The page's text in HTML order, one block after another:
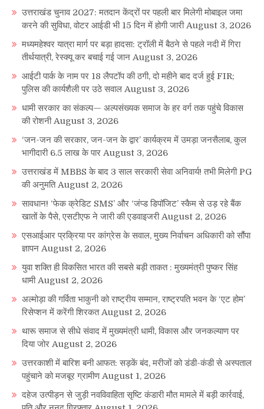
उत्तराखंड चुनाव 2027: मतदान केंद्रों पर पहली बार मिलेगी मोबाइल जमा
करने की सुविधा, वोटर आईडी भी 15 दिन में होगी जारी August 3, 2026
मध्यमहेश्वर यात्रा मार्ग पर बड़ा हादसा: ट्रॉली में बैठने से पहले नदी में गिरा
तीर्थयात्री, रेस्क्यू कर बचाई गई जान August 3, 2026
आईटी पार्क के नाम पर 18 लैपटॉप की ठगी, दो महीने बाद दर्ज हुई FIR;
पुलिस की कार्यशैली पर उठे सवाल August 3, 2026
धामी सरकार का संकल्प— अल्पसंख्यक समाज के हर वर्ग तक पहुंचे विकास
की रोशनी August 3, 2026
‘जन-जन की सरकार, जन-जन के द्वार’ कार्यक्रम में उमड़ा जनसैलाब, कुल
भागीदारी 6.5 लाख के पार August 3, 2026
उत्तराखंड में MBBS के बाद 3 साल सरकारी सेवा अनिवार्य! तभी मिलेगी PG
की अनुमति August 2, 2026
सावधान! ‘फेक क्रेडिट SMS’ और ‘जंप्ड डिपॉजिट’ स्कैम से उड़ रहे बैंक
खातों के पैसे, एसटीएफ ने जारी की एडवाइजरी August 2, 2026
एसआईआर प्रक्रिया पर कांग्रेस के सवाल, मुख्य निर्वाचन अधिकारी को सौंपा
ज्ञापन August 2, 2026
युवा शक्ति ही विकसित भारत की सबसे बड़ी ताकत : मुख्यमंत्री पुष्कर सिंह
धामी August 2, 2026
अल्मोड़ा की गर्विता भाकुनी को राष्ट्रीय सम्मान, राष्ट्रपति भवन के ‘एट होम’
रिसेप्शन में करेंगी शिरकत August 2, 2026
थारू समाज से सीधे संवाद में मुख्यमंत्री धामी, विकास और जनकल्याण पर
दिया जोर August 2, 2026
उत्तरकाशी में बारिश बनी आफत: सड़कें बंद, मरीजों को डंडी-कंडी से अस्पताल
पहुंचाने को मजबूर ग्रामीण August 1, 2026
दहेज उत्पीड़न से जुड़ी नवविवाहिता सृष्टि कंडारी मौत मामले में बड़ी कार्रवाई,